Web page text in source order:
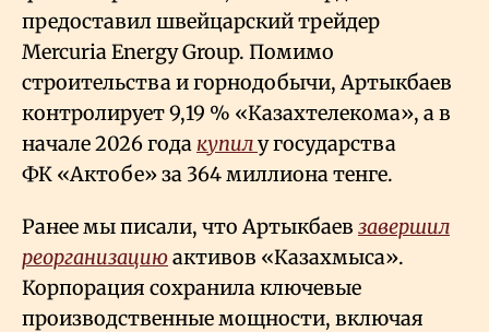
предоставил швейцарский трейдер
Mercuria Energy Group. Помимо
строительства и горнодобычи, Артыкбаев
контролирует 9,19 % «Казахтелекома», а в
начале 2026 года купилу государства
ФК «Актобе» за 364 миллиона тенге.
Ранее мы писали, что Артыкбаев завершил
реорганизациюактивов «Казахмыса».
Корпорация сохранила ключевые
производственные мощности, включая